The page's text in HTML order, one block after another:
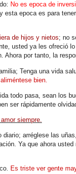
No es epoca de
esta epoca es para
de hijos y nietos; no
usted ya les ofreció
Ahora por tanto, la
Tenga una vida
bien.
todo pasa, sean los
ser rápidamente
siempre.
arréglese las
Ya que ahora
Es triste ver gente